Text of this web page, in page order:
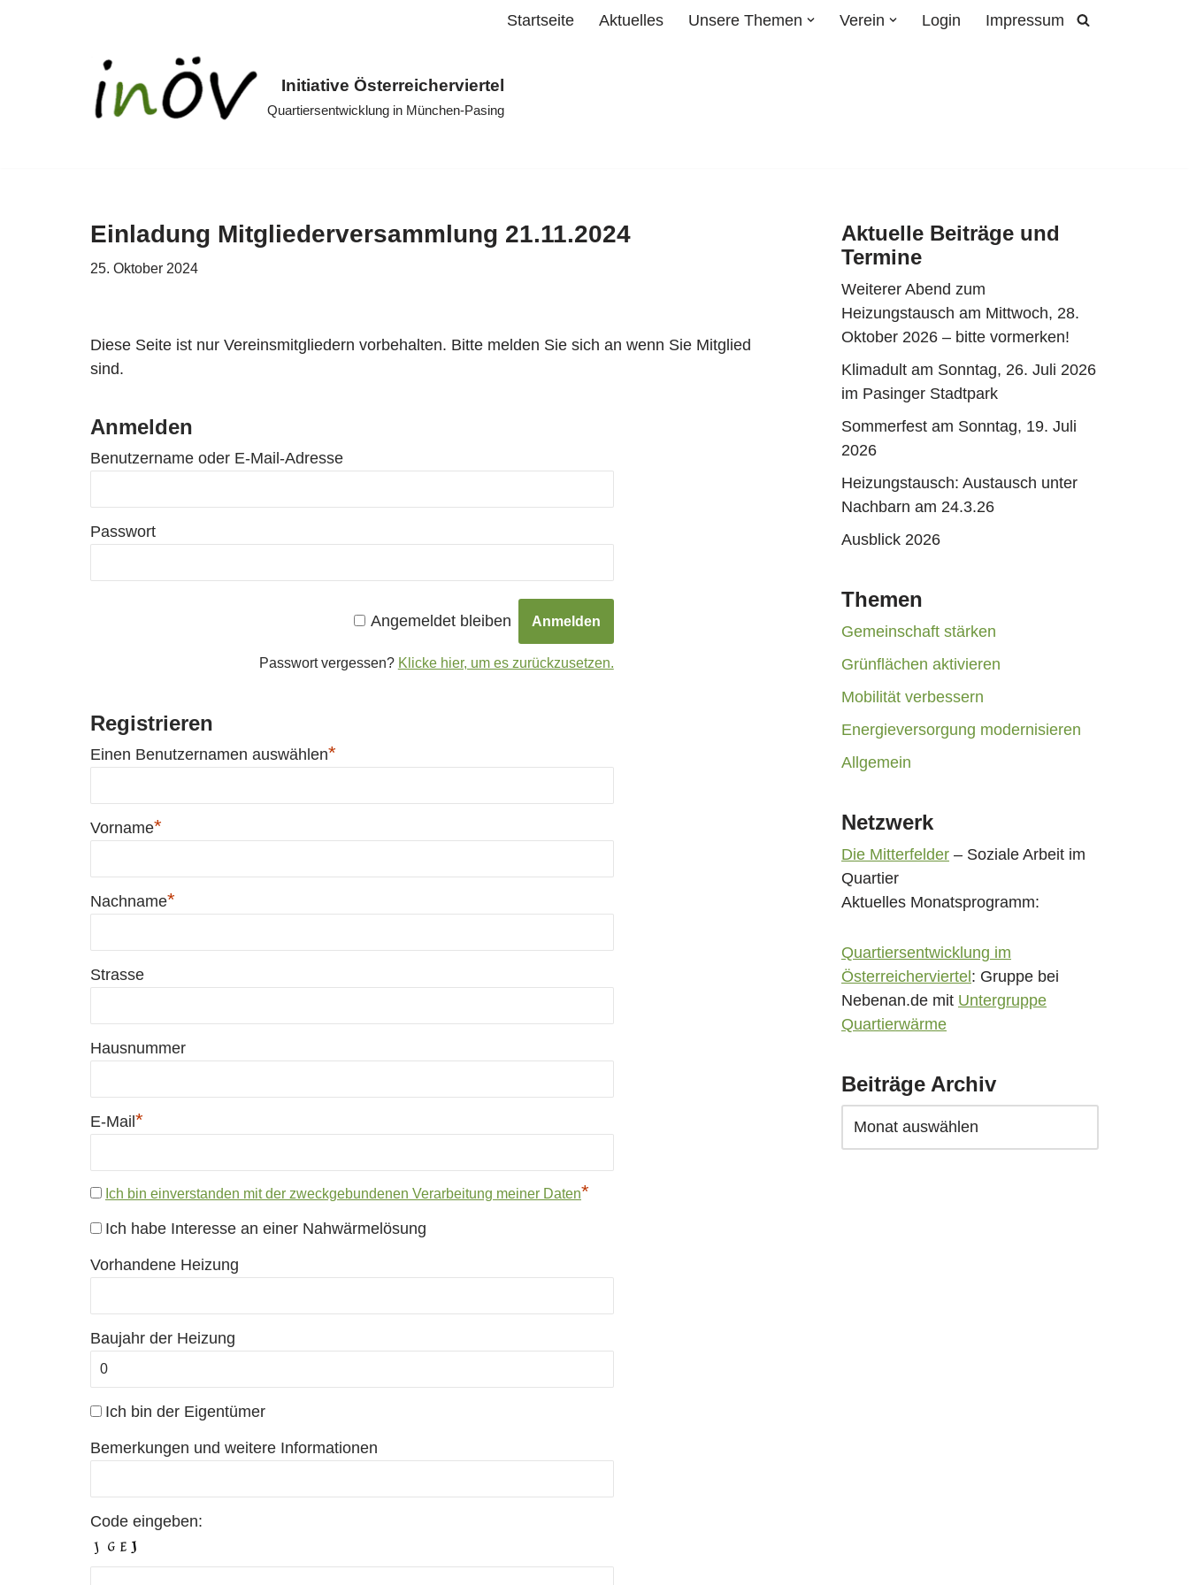
Startseite Aktuelles Unsere Themen Verein Login Impressum
Initiative Österreicherviertel
Quartiersentwicklung in München-Pasing
Einladung Mitgliederversammlung 21.11.2024
25. Oktober 2024
Diese Seite ist nur Vereinsmitgliedern vorbehalten. Bitte melden Sie sich an wenn Sie Mitglied
sind.
Anmelden
Benutzername oder E-Mail-Adresse
Passwort
Angemeldet bleiben
Passwort vergessen? Klicke hier, um es zurückzusetzen.
Registrieren
Einen Benutzernamen auswählen*
Vorname*
Nachname*
Strasse
Hausnummer
E-Mail *
Ich bin einverstanden mit der zweckgebundenen Verarbeitung meiner Daten*
Ich habe Interesse an einer Nahwärmelösung
Vorhandene Heizung
Baujahr der Heizung
Ich bin der Eigentümer
Bemerkungen und weitere Informationen
Code eingeben:
Aktuelle Beiträge und
Termine
Weiterer Abend zum
Heizungstausch am Mittwoch, 28.
Oktober 2026 – bitte vormerken!
Klimadult am Sonntag, 26. Juli 2026
im Pasinger Stadtpark
Sommerfest am Sonntag, 19. Juli
2026
Heizungstausch: Austausch unter
Nachbarn am 24.3.26
Ausblick 2026
Themen
Gemeinschaft stärken
Grünflächen aktivieren
Mobilität verbessern
Energieversorgung modernisieren
Allgemein
Netzwerk
Die Mitterfelder – Soziale Arbeit im
Quartier
Aktuelles Monatsprogramm:
Quartiersentwicklung im
Österreicherviertel : Gruppe bei
Nebenan.de mit Untergruppe
Quartierwärme
Beiträge Archiv